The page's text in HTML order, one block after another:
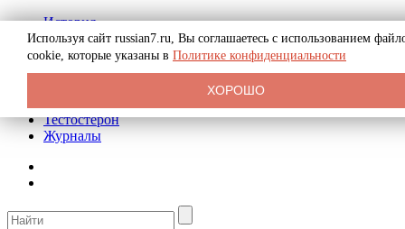
История
Биография
Криминал
Реклама на сайте
Тестостерон
Журналы
Используя сайт russian7.ru, Вы соглашаетесь с использованием
cookie, которые указаны в Политике конфиденциальности
ХОРОШО